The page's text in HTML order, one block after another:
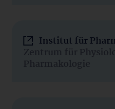
Institut für
Zentrum für
Pharmakologie